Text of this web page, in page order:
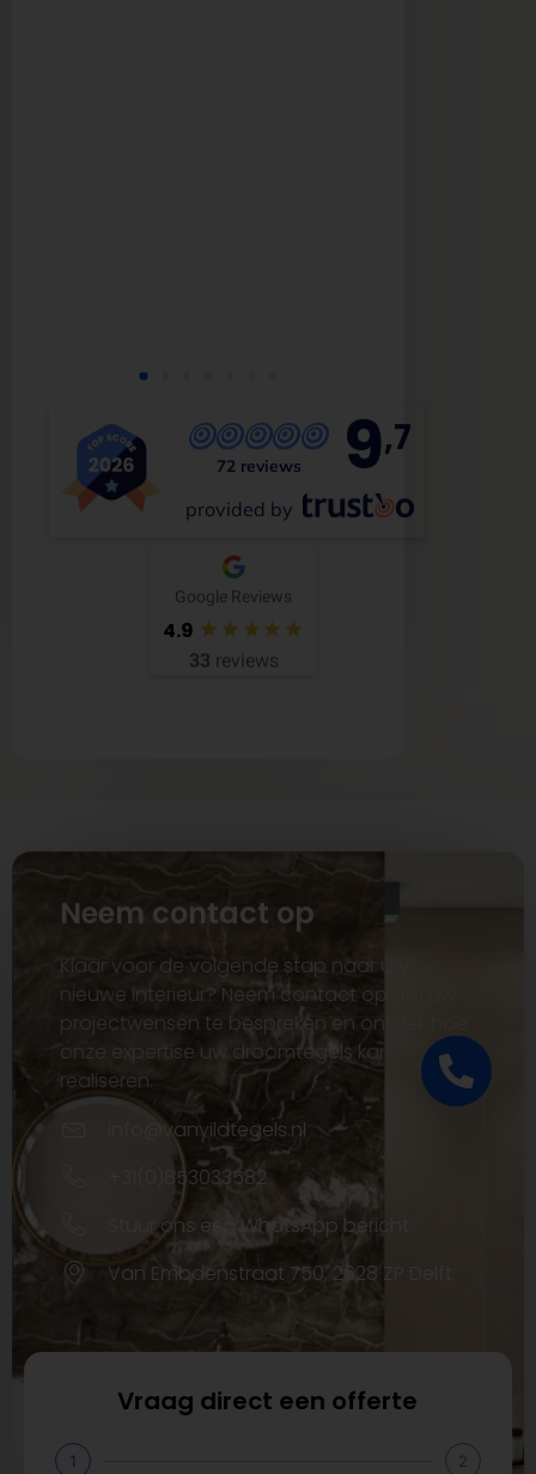
72 reviews 9,7
provided by
Google Reviews
4.9
33 reviews
Neem contact op
Klaar voor de volgende stap naar uw
nieuwe interieur? Neem contact op om uw
projectwensen te bespreken en ontdek hoe
onze expertise uw droomtegels kan
realiseren.
info@vanyildtegels.nl
+31(0)853033582
Stuur ons een WhatsApp bericht
Van Embdenstraat 750, 2628 ZP Delft
Vraag direct een offerte
1 2